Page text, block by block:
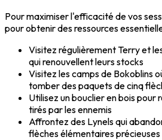
Pour maximiser l'efficacité de vos
pour obtenir des ressources
Visitez régulièrement Terry et
qui renouvellent leurs stocks
Visitez les camps de Bokoblins
tomber des paquets de cinq
Utilisez un bouclier en bois pour
tirés par les ennemis
Affrontez des Lynels qui
flèches élémentaires précieuses